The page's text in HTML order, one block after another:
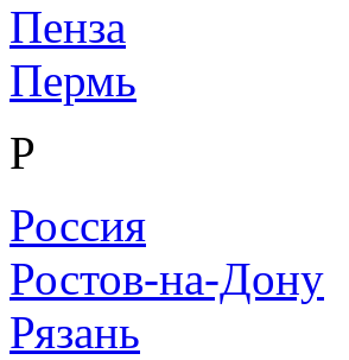
Пенза
Пермь
Р
Россия
Ростов-на-Дону
Рязань